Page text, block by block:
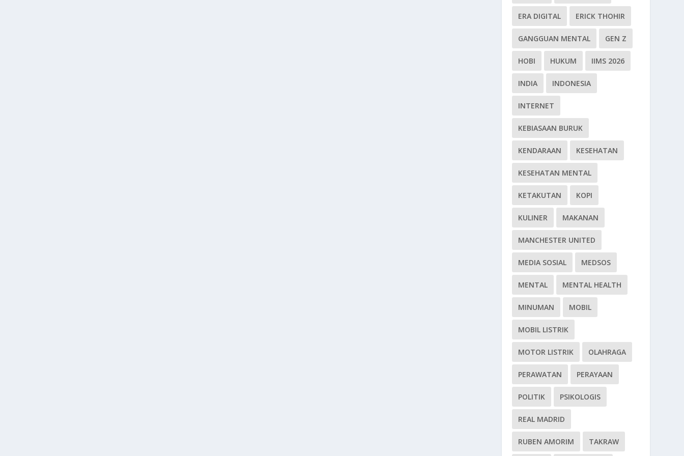
ERA DIGITAL ERICK THOHIR
GANGGUAN MENTAL GEN Z
HOBI HUKUM IIMS 2026
INDIA INDONESIA
INTERNET
KEBIASAAN BURUK
KENDARAAN KESEHATAN
KESEHATAN MENTAL
KETAKUTAN KOPI
KULINER MAKANAN
MANCHESTER UNITED
MEDIA SOSIAL MEDSOS
MENTAL MENTAL HEALTH
MINUMAN MOBIL
MOBIL LISTRIK
MOTOR LISTRIK OLAHRAGA
PERAWATAN PERAYAAN
POLITIK PSIKOLOGIS
REAL MADRID
RUBEN AMORIM TAKRAW